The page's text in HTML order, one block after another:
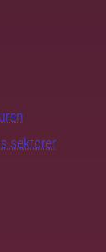
sektorer